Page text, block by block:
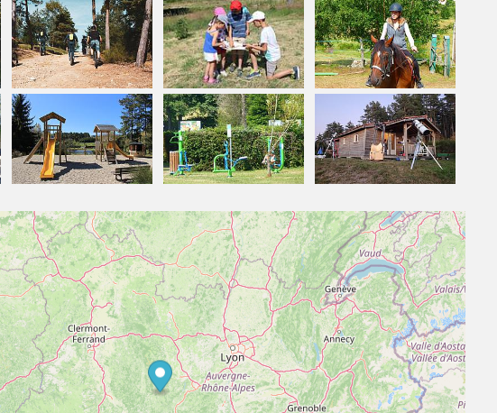
toute autonomie, 4 parcours de difficulté, 56 balises et 7 lieux à
bord des chemins et en forêt en partant des chalets du Haut-Forez,
vous trouverez tous les partenaires extérieurs dans un
du site (les musées, les visites à la ferme, les balades, les parcs de
est affiliée avec les offices de tourisme et vous présente toutes
date.